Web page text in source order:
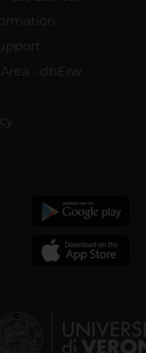
- dbErw